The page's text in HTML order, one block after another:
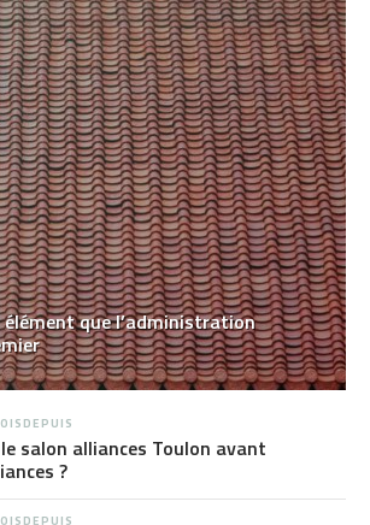
que l’administration
salon alliances Toulon avant
?